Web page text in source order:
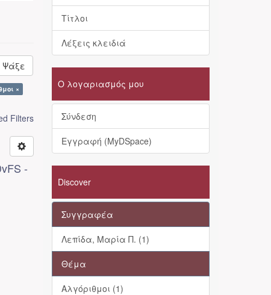
Ψάξε
×
Filters
-
Τίτλοι
Λέξεις κλειδιά
Ο λογαριασμός μου
Σύνδεση
Εγγραφή (MyDSpace)
Discover
Συγγραφέα
Λεπίδα, Μαρία Π. (1)
Θέμα
Αλγόριθμοι (1)